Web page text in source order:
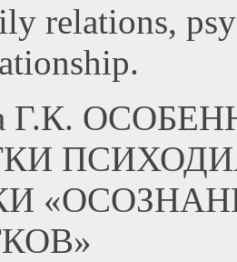
relations,
Г.К.